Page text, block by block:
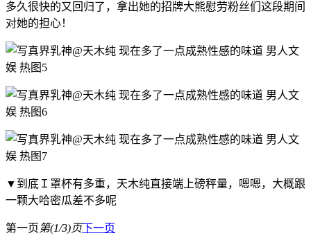
多久很快的又回归了，拿出她的招牌大熊慰劳粉丝们这段期间
对她的担心！
▼到底Ｉ罩杯有多重，天木纯直接端上磅秤量，嗯嗯，大概跟
一颗大哈密瓜差不多呢
第一页 第(1/3)页下一页